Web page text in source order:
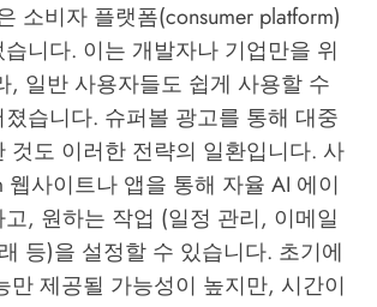
소비자 플랫폼(consumer platform)
니다. 이는 개발자나 기업만을 위
, 일반 사용자들도 쉽게 사용할 수
습니다. 슈퍼볼 광고를 통해 대중
것도 이러한 전략의 일환입니다. 사
웹사이트나 앱을 통해 자율 AI 에이
, 원하는 작업 (일정 관리, 이메일
등)을 설정할 수 있습니다. 초기에
만 제공될 가능성이 높지만, 시간이